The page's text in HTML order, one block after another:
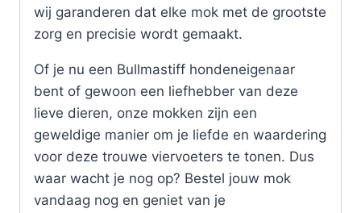
wij garanderen dat elke mok met de grootste
zorg en precisie wordt gemaakt.
Of je nu een Bullmastiff hondeneigenaar
bent of gewoon een liefhebber van deze
lieve dieren, onze mokken zijn een
geweldige manier om je liefde en waardering
voor deze trouwe viervoeters te tonen. Dus
waar wacht je nog op? Bestel jouw mok
vandaag nog en geniet van je